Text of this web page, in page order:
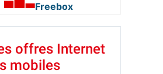
Freebox
offres Internet
mobiles